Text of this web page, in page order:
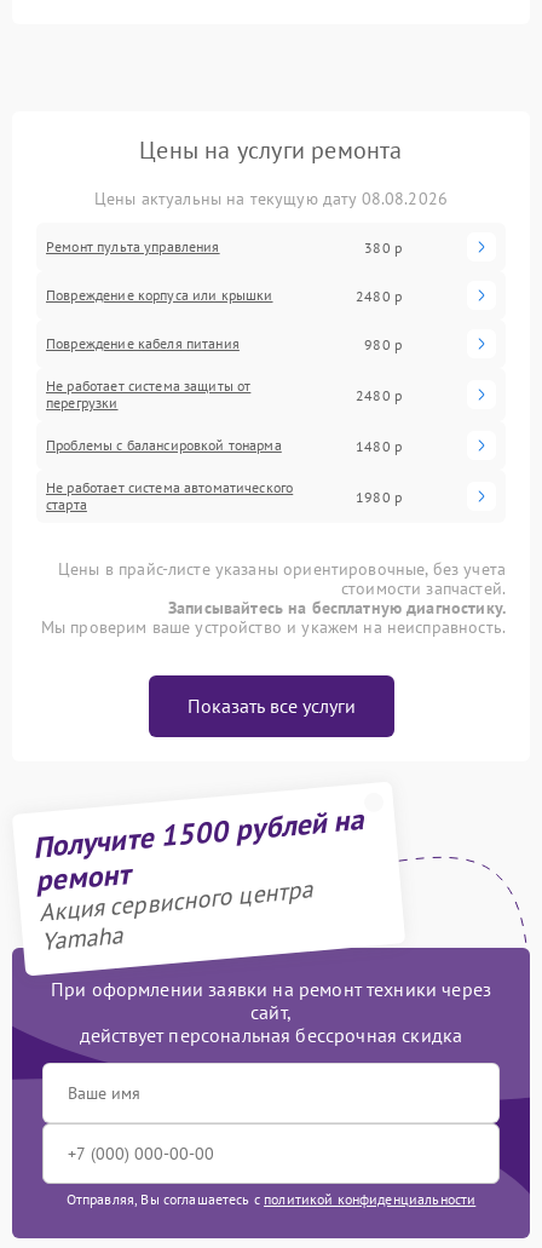
Цены на услуги ремонта
Цены актуальны на текущую дату 08.08.2026
Ремонт пульта управления 380 р
Повреждение корпуса или крышки 2480 р
Повреждение кабеля питания 980 р
Не работает система защиты от
перегрузки
2480 р
Проблемы с балансировкой тонарма 1480 р
Не работает система автоматического
старта
1980 р
Цены в прайс-листе указаны ориентировочные, без учета
стоимости запчастей.
Записывайтесь на бесплатную диагностику.
Мы проверим ваше устройство и укажем на неисправность.
Показать все услуги
Получите 1500 рублей на
ремонт
Акция сервисного центра
Yamaha
При оформлении заявки на ремонт техники через
сайт,
действует персональная бессрочная скидка
Отправляя, Вы соглашаетесь с политикой конфиденциальности